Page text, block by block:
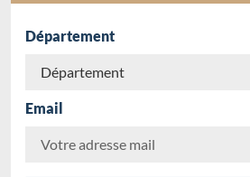
Département
Email